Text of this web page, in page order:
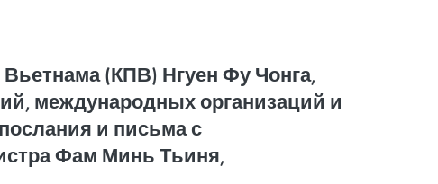
(КПВ) Нгуен Фу Чонга,
международных организаций и
и письма с
Фам Минь Тьиня,